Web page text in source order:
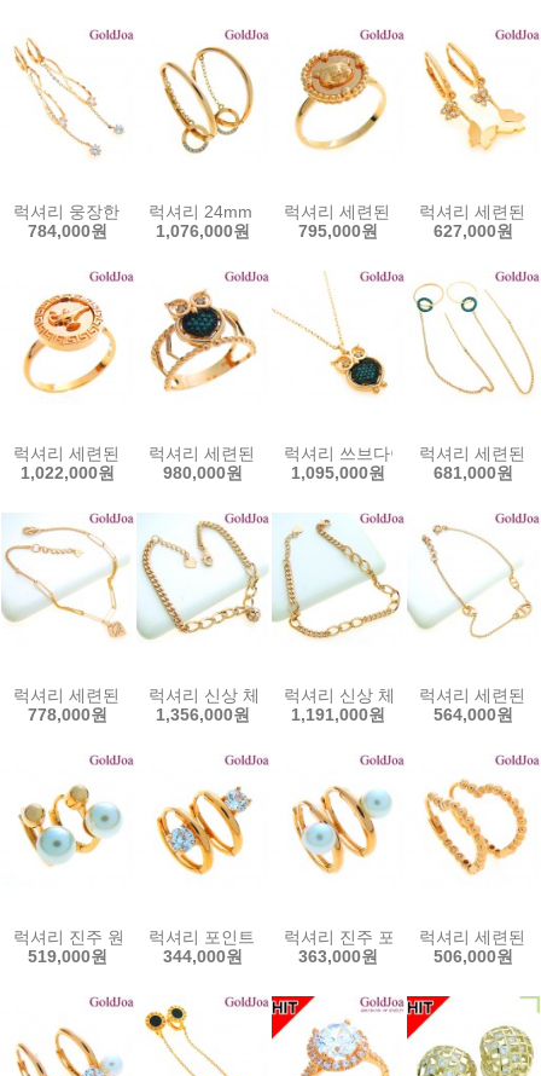
럭셔리 웅장한 롱 원터치 큐빅 14k귀걸이 (lov-13063e) 14k이어링 골
784,000원
럭셔리 24mm 링 원터치 큐빅 14k귀걸이 (lov-
1,076,000원
럭셔리 세련된 돼지 14k반지
795,000원
럭셔리 세련된
627,000원
럭셔리 세련된 알라딘 14k반지 (lov-14381r) 14k반지 골드조아 할인쿠
1,022,000원
럭셔리 세련된 청쓰브 부엉이 14k반지 (lov-12037r)
980,000원
럭셔리 쓰브다이아 부엉이 일체
1,095,000원
럭셔리 세련된
681,000원
럭셔리 세련된 하트 체인 14k팔찌 (y-y198b) 골드조아 할인쿠폰
778,000원
럭셔리 신상 체인 핑크골드 14k팔찌 (y-slb1823b)
1,356,000원
럭셔리 신상 체인 핑크골드 14k
1,191,000원
럭셔리 세련된
564,000원
럭셔리 진주 원터치 큐빅 14k귀걸이 (mk-jm211e) 골드조아 할인쿠폰
519,000원
럭셔리 포인트 원터치 큐빅 14k귀걸이 (mk-
344,000원
럭셔리 진주 포인트 원터치 14k
363,000원
럭셔리 세련된
506,000원